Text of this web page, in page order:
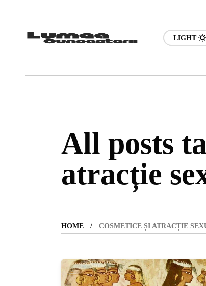
LIGHT
All posts
atracție
HOME COSMETICE ȘI ATRACȚIE